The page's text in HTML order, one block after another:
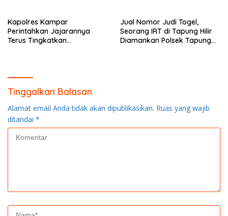
Kapolres Kampar
Perintahkan Jajarannya
Terus Tingkatkan
Jual Nomor Judi Togel,
Seorang IRT di Tapung Hilir
Diamankan Polsek Tapung
Tinggalkan Balasan
Alamat email Anda tidak akan dipublikasikan. Ruas yang wajib
ditandai *